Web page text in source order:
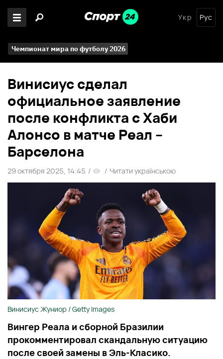
Укр Рус
Чемпионат мира по футболу 2026
Винисиус сделал
официальное заявление
после конфликта с Хаби
Алонсо в матче Реал –
Барселона
29 октября 2025, 14:45 / / Читати українською
Винисиус Жуниор / Getty Images
Вингер Реала и сборной Бразилии
прокомментировал скандальную ситуацию
после своей замены в Эль-Класико.